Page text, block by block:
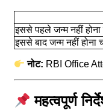
इससे पहले जन्म नहीं होना
इससे बाद जन्म नहीं होना
नोट: RBI Office
महत्वपूर्ण